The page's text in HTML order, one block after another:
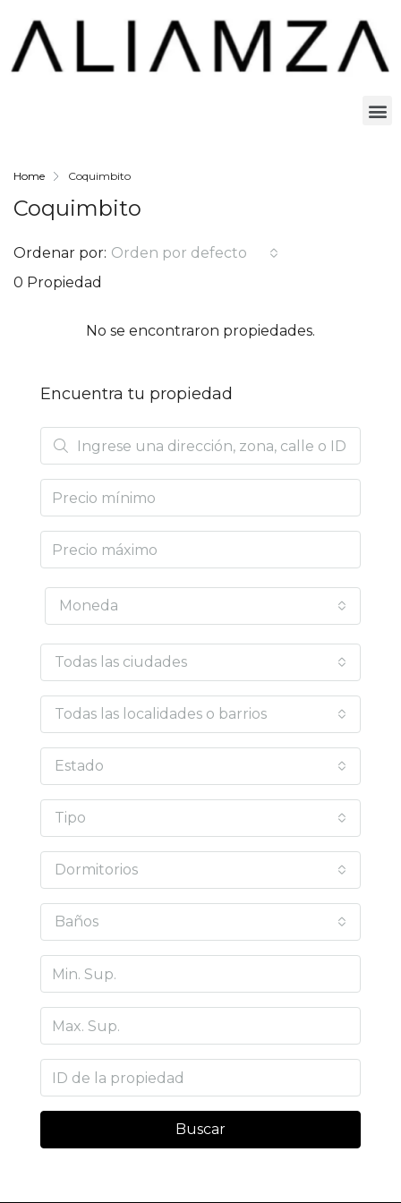
Home Coquimbito
Coquimbito
0 Propiedad
Ordenar por: Orden por defecto
No se encontraron propiedades.
Encuentra tu propiedad
Moneda
Todas las ciudades
Todas las localidades o barrios
Estado
Tipo
Dormitorios
Baños
Buscar